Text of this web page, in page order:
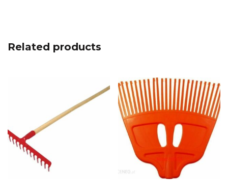
Related products